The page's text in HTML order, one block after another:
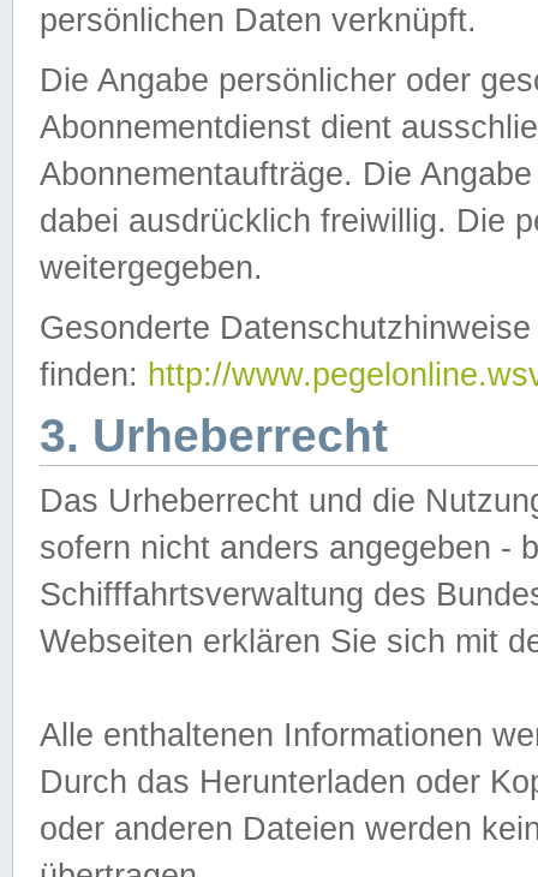
persönlichen Daten verknüpft.
Die Angabe persönlicher oder
Abonnementdienst dient
Abonnementaufträge. Die
dabei ausdrücklich freiwillig. Die
weitergegeben.
Gesonderte
finden: http://
3. Urheberrecht
Das Urheberrecht und die
sofern nicht anders angegeben -
Schifffahrtsverwaltung des
Webseiten erklären Sie sich mit
Alle enthaltenen Informationen
Durch das Herunterladen oder
oder anderen Dateien werden